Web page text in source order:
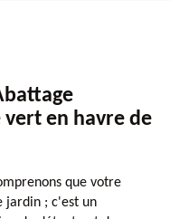
en havre de
que votre
jardin ; c'est un